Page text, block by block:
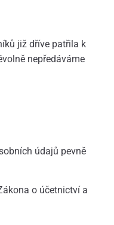
již dříve patřila k
nepředáváme
údajů pevně
o účetnictví a